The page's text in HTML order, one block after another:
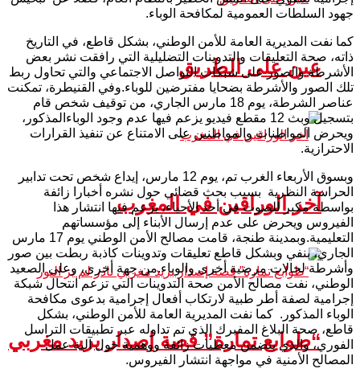
عين على الطريق
آخر الوراقين في المغرب
“طوابع تمارة” قصة إصدار بريد مغربي
جهود السلطات العمومية لمكافحة الوباء.
كما نفت المديرية العامة للأمن الوطني، بشكل قاطع، في التاريخ
ذاته، صحة التعليقات والتدوينات التضليلية التي رافقت نشر بعض
الأشرطة والصور على شبكات التواصل الاجتماعي والتي تحاول ربط
تلك الصور والأشرطة بضحايا مفترضين للوباء.وفي القنيطرة، تمكنت
عناصر الشرطة، يوم 18 مارس الجاري، من توقيف شخص قام
بتسجيل وبث 12 مقطع فيديو يزعم فيها عدم وجود الوباءالمذكور،
ويحرض المواطنات والمواطنين على الامتناع عن تنفيذ القرارات
الاحترازية.
وبسوق الأربعاء الغرب تم، يوم 12 مارس، إيداع شخص تحت تدابير
الحراسة النظرية بسبب بحث قضائي حول نشره أخبارا زائفة
بواسطة مكبر للصوت في أحد الأحياء، يزعم فيها انتشار هذا
الفيروس ويحرض على عدم إرسال الأبناء إلى مؤسساتهم
التعليمية.وبمدينة طنجة، قامت مصالح الأمن الوطني يوم 17 مارس
الجاري، بنفي وبشكل قاطع تعليقات وتدوينات كاذبة ربطت بين صور
وأشرطة لحالات مرضية أخرى والوباء.من جهة أخرى، وعلى الصعيد
الوطني، نفت مصالح الأمن صحة التدوينات التي تزعم انتحال شبكة
إجرامية لصفة أطر طبية لارتكاب أفعال إجرامية بدعوى مكافحة
الوباء المذكور. كما نفت المديرية العامة للأمن الوطني، بشكل
قاطع، صحة البلاغ المفبرك الذي تم تداوله عبر تطبيقات التراسل
الفوري، والذي يتضمن معطيات زائفة ووهمية حول آلية عمل
المصالح الأمنية في مواجهة انتشار الفيروس.